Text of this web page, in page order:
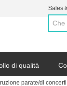
Sales
di qualità
parate/di